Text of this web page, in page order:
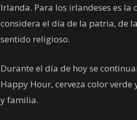
Irlanda. Para los irlandeses es la
considera el día de la patria, de
sentido religioso.
Durante el día de hoy se
Happy Hour, cerveza color
y familia.